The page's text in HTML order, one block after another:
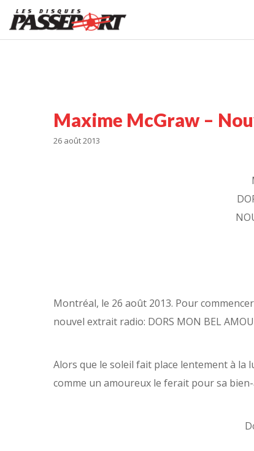
Maxime McGraw –
26 août 2013
Montréal, le 26 août 2013. Pour
nouvel extrait radio: DORS MON BEL
Alors que le soleil fait place lentement à la
comme un amoureux le ferait pour sa